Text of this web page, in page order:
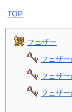
TOP
フェザー
フェザ
フェザ
フェザ